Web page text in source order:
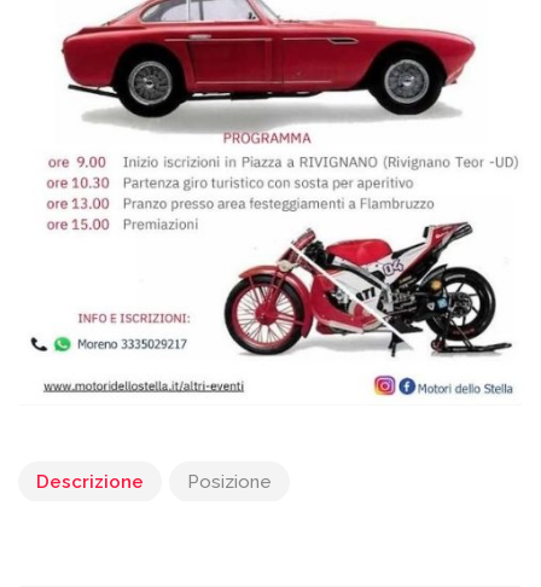
Descrizione Posizione